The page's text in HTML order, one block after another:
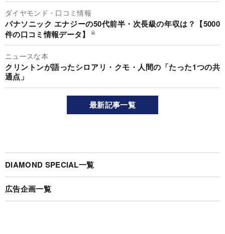
ダイヤモンド・口コミ情報
パナソニック エナジーの50代前半・次長級の年収は？【5000
件の口コミ情報データ】
ニュースな本
クリントンが語ったシロアリ・クモ・人間の「たった1つの共
通点」
最新記事一覧
DIAMOND SPECIAL一覧
広告企画一覧